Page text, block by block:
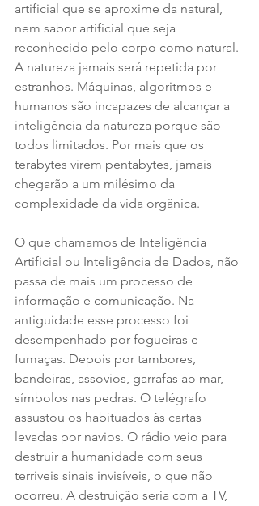
artificial que se aproxime da natural,
nem sabor artificial que seja
reconhecido pelo corpo como natural.
A natureza jamais será repetida por
estranhos. Máquinas, algoritmos e
humanos são incapazes de alcançar a
inteligência da natureza porque são
todos limitados. Por mais que os
terabytes virem pentabytes, jamais
chegarão a um milésimo da
complexidade da vida orgânica.
O que chamamos de Inteligência
Artificial ou Inteligência de Dados, não
passa de mais um processo de
informação e comunicação. Na
antiguidade esse processo foi
desempenhado por fogueiras e
fumaças. Depois por tambores,
bandeiras, assovios, garrafas ao mar,
símbolos nas pedras. O telégrafo
assustou os habituados às cartas
levadas por navios. O rádio veio para
destruir a humanidade com seus
terriveis sinais invisíveis, o que não
ocorreu. A destruição seria com a TV,